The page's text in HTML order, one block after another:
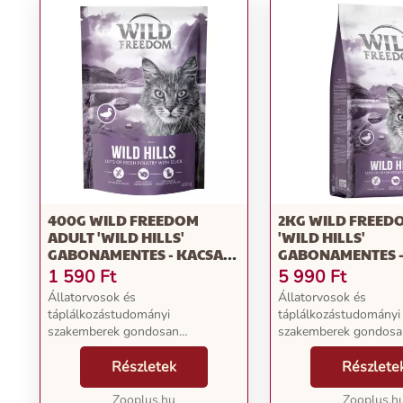
400G WILD FREEDOM
ADULT 'WILD HILLS'
GABONAMENTES - KACSA
SZÁRAZ MACSKATÁP ÚJ
RECEPTÚRÁVAL
1 590 Ft
Állatorvosok és
táplálkozástudományi
szakemberek gondosan
átdolgozták receptúráinkat, hogy
azok tükrözzék a legújabb
tudományos eredményeket - a
Részletek
2KG WILD
'WILD HILLS'
GABONAMENTES
SZÁRAZ
RECEPTÚRÁVAL
5 990 Ft
Állatorvosok és
táplálkozástudományi
szakemberek
átdolgozták
azok tükrözzék a
tudományos